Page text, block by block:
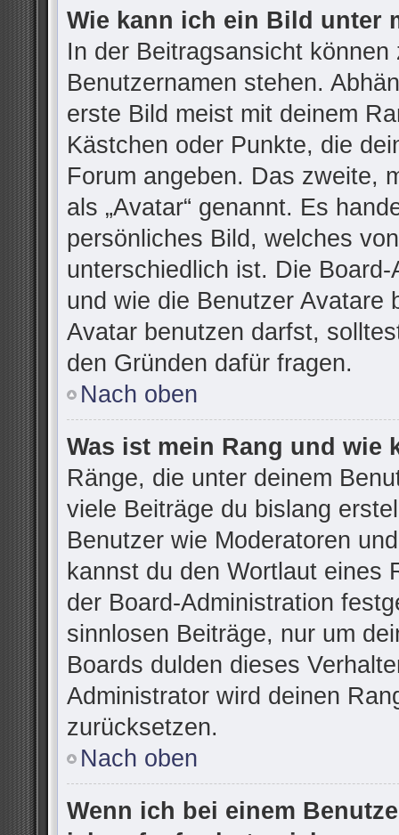
Wie kann ich ein Bild unter
In der Beitragsansicht
Benutzernamen stehen.
erste Bild meist mit deinem
Kästchen oder Punkte, die
Forum angeben. Das zweite,
als „Avatar“ genannt. Es
persönliches Bild, welches
unterschiedlich ist. Die
und wie die Benutzer Avatare
Avatar benutzen darfst,
den Gründen dafür fragen.
Nach oben
Was ist mein Rang und wie
Ränge, die unter deinem
viele Beiträge du bislang
Benutzer wie Moderatoren
kannst du den Wortlaut eines
der Board-Administration
sinnlosen Beiträge, nur um
Boards dulden dieses
Administrator wird deinen
zurücksetzen.
Nach oben
Wenn ich bei einem